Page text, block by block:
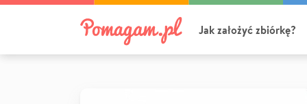
Jak założyć zbiórkę?